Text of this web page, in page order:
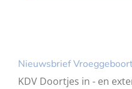
Nieuwsbrief
KDV Doortjes in - en